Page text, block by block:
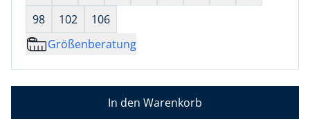
98
102
106
Größenberatung
In den Warenkorb